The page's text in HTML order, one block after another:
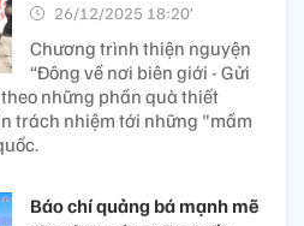
26/12/2025 18:20’
Chương trình thiện nguyện
“Đông về nơi biên giới - Gửi
những phần quà thiết
trách nhiệm tới những "mầm
Báo chí quảng bá mạnh mẽ